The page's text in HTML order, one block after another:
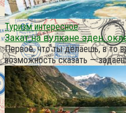
Туризм интересное
Закат на вулкане эден.
Первое, что ты делаешь, в то
возможность сказать —